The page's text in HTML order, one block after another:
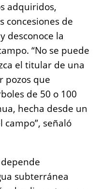
adquiridos,
concesiones de
desconoce la
“No se puede
el titular de una
pozos que
de 50 o 100
hecha desde un
campo”, señaló
subterránea